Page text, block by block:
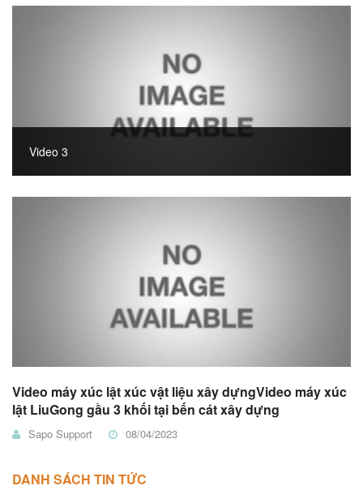
Video 3
Video máy xúc lật xúc vật liệu xây dựngVideo máy xúc
lật LiuGong gầu 3 khối tại bến cát xây dựng
Sapo Support 08/04/2023
DANH SÁCH TIN TỨC